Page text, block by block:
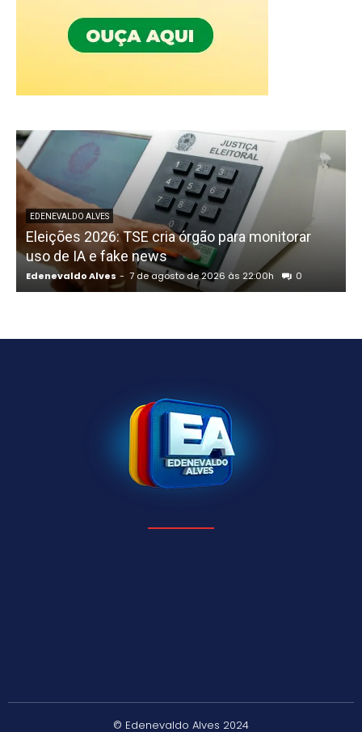
EDENEVALDO ALVES
Eleições 2026: TSE cria órgão para monitorar
uso de IA e fake news
Edenevaldo Alves - 7 de agosto de 2026 às 22:00h 0
© Edenevaldo Alves 2024